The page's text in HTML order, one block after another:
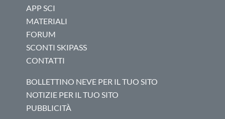
APP SCI
MATERIALI
FORUM
SCONTI SKIPASS
CONTATTI
BOLLETTINO NEVE PER IL TUO SITO
NOTIZIE PER IL TUO SITO
PUBBLICITÀ